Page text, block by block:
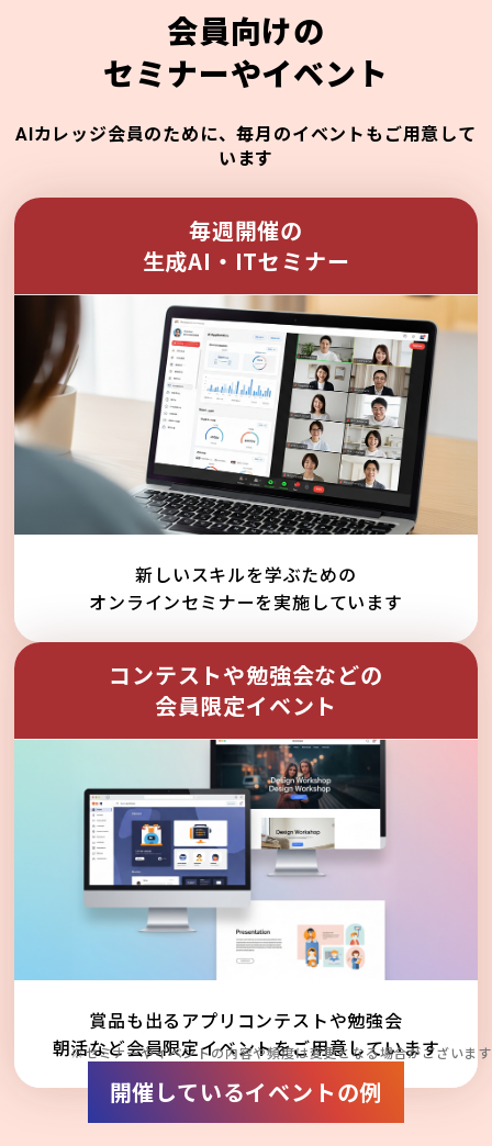
会員向けの
セミナーやイベント
AIカレッジ会員のために、毎月のイベントもご用意して
います
毎週開催の
生成AI・ITセミナー
新しいスキルを学ぶための
オンラインセミナーを実施しています
コンテストや勉強会などの
会員限定イベント
賞品も出るアプリコンテストや勉強会
朝活など会員限定イベントをご用意しています
※セミナーやイベントの内容や頻度は変更となる場合がございます
開催しているイベントの例